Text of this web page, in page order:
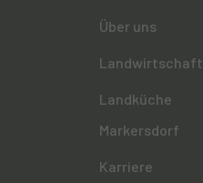
Über uns
Landwirtschaft
Landküche
Markersdorf
Karriere